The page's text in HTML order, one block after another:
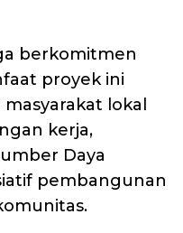
berkomitmen
proyek ini
lokal
kerja,
Daya
pembangunan